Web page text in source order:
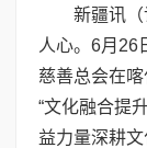
新疆讯
人心。6月26
慈善总会在
“文化融合提
益力量深耕